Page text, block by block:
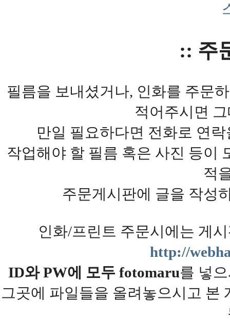
:: 주
필름을 보내셨거나, 인화를 주문
적어주시면
만일 필요하다면 전화로 연
작업해야 할 필름 혹은 사진 등이
적
주문게시판에 글을 작성
인화/프린트 주문시에는 게
http://
ID와 PW에 모두 fotomaru를 넣
그곳에 파일들을 올려놓으시고 본